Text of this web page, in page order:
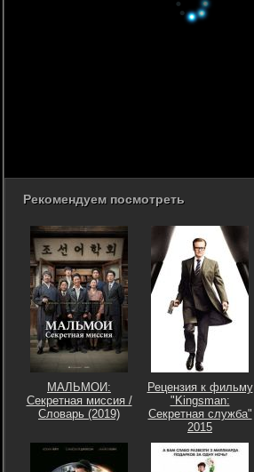
Рекомендуем посмотреть
МАЛЬМОИ:
Секретная миссия /
Словарь (2019)
Рецензия к фильму
"Kingsman:
Секретная служба"
2015